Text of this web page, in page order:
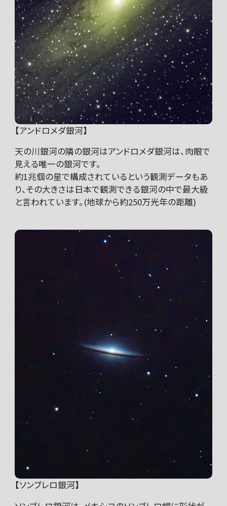
【アンドロメダ銀河】
天の川銀河の隣の銀河はアンドロメダ銀河は、肉眼で
見える唯一の銀河です。
約1兆個の星で構成されているという観測データもあ
り、その大きさは日本で観測できる銀河の中で最大級
と言われています。(地球から約250万光年の距離)
【ソンブレロ銀河】